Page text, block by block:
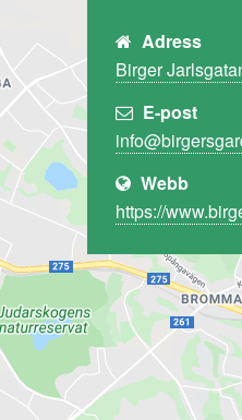
Adress
Birger
E-post
Webb
https://